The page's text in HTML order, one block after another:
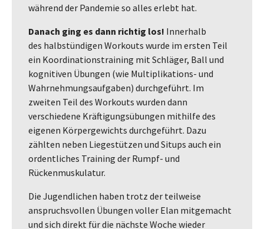
während der Pandemie so alles erlebt hat.
Danach ging es dann richtig los! Innerhalb
des halbstündigen Workouts wurde im ersten Teil
ein Koordinationstraining mit Schläger, Ball und
kognitiven Übungen (wie Multiplikations- und
Wahrnehmungsaufgaben) durchgeführt. Im
zweiten Teil des Workouts wurden dann
verschiedene Kräftigungsübungen mithilfe des
eigenen Körpergewichts durchgeführt. Dazu
zählten neben Liegestützen und Situps auch ein
ordentliches Training der Rumpf- und
Rückenmuskulatur.
Die Jugendlichen haben trotz der teilweise
anspruchsvollen Übungen voller Elan mitgemacht
und sich direkt für die nächste Woche wieder